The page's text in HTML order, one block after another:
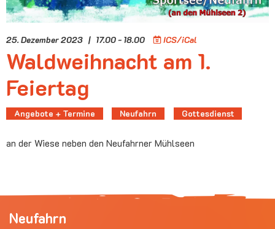
25. Dezember 2023 | 17.00 - 18.00 ICS/iCal
Waldweihnacht am 1.
Feiertag
Angebote + Termine Neufahrn Gottesdienst
an der Wiese neben den Neufahrner Mühlseen
Neufahrn